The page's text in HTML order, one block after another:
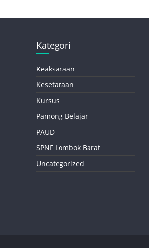
Kategori
Keaksaraan
Kesetaraan
Kursus
Pamong Belajar
PAUD
SPNF Lombok Barat
Uncategorized